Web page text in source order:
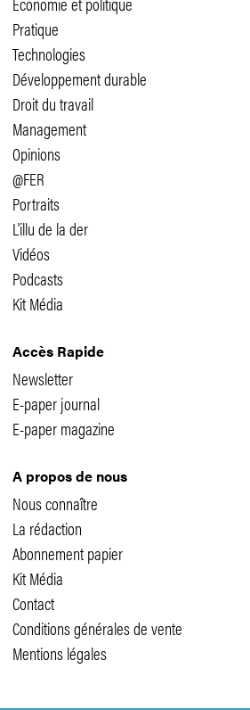
Pratique
Technologies
Développement durable
Droit du travail
Management
Opinions
@FER
Portraits
L'illu de la der
Vidéos
Podcasts
Kit Média
Accès Rapide
Newsletter
E-paper journal
E-paper magazine
A propos de nous
Nous connaître
La rédaction
Abonnement papier
Kit Média
Contact
Conditions générales de vente
Mentions légales